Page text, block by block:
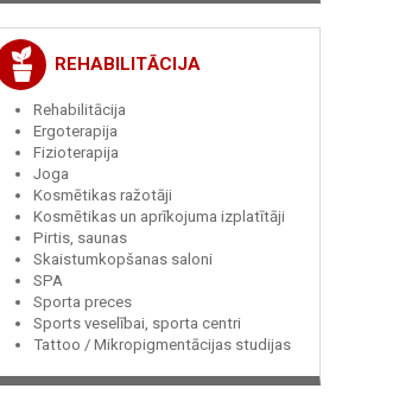
REHABILITĀCIJA
Rehabilitācija
Ergoterapija
Fizioterapija
Joga
Kosmētikas ražotāji
Kosmētikas un aprīkojuma izplatītāji
Pirtis, saunas
Skaistumkopšanas saloni
SPA
Sporta preces
Sports veselībai, sporta centri
Tattoo / Mikropigmentācijas studijas